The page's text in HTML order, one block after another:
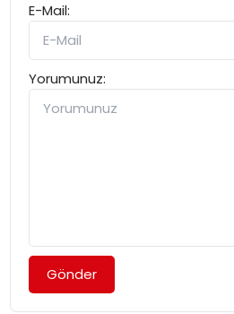
E-Mail:
Yorumunuz:
Gönder